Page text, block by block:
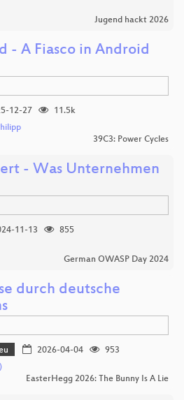
Jugend hackt 2026
- A Fiasco in Android
12-27
11.5k
39C3: Power Cycles
- Was Unternehmen
11-13
855
German OWASP Day 2024
durch deutsche
2026-04-04
953
EasterHegg 2026: The Bunny Is A Lie